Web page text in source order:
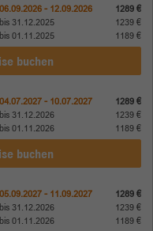
06.09.2026 - 12.09.2026
bis 31.12.2025
bis 01.11.2025
1289 €
1239 €
1189 €
buchen
04.07.2027 - 10.07.2027
bis 31.12.2026
bis 01.11.2026
1289 €
1239 €
1189 €
buchen
05.09.2027 - 11.09.2027
bis 31.12.2026
bis 01.11.2026
1289 €
1239 €
1189 €